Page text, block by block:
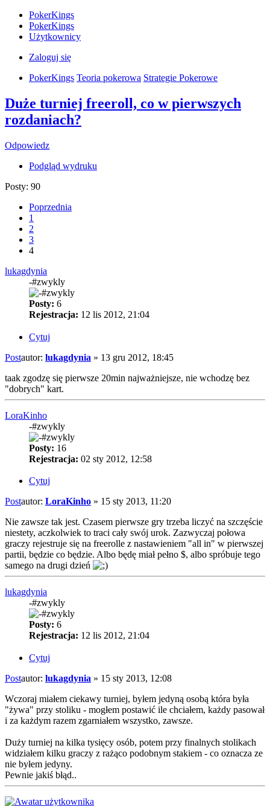
PokerKings
PokerKings
Użytkownicy
Zaloguj się
PokerKings Teoria pokerowa Strategie Pokerowe
Duże turniej freeroll, co w pierwszych
rozdaniach?
Odpowiedz
Podgląd wydruku
Posty: 90
Poprzednia
1
2
3
4
lukagdynia
-#zwykly
Posty: 6
Rejestracja: 12 lis 2012, 21:04
Cytuj
Postautor: lukagdynia » 13 gru 2012, 18:45
taak zgodzę się pierwsze 20min najważniejsze, nie wchodzę bez
"dobrych" kart.
LoraKinho
-#zwykly
Posty: 16
Rejestracja: 02 sty 2012, 12:58
Cytuj
Postautor: LoraKinho » 15 sty 2013, 11:20
Nie zawsze tak jest. Czasem pierwsze gry trzeba liczyć na szczęście
niestety, aczkolwiek to traci cały swój urok. Zazwyczaj połowa
graczy rejestruje się na freerolle z nastawieniem "all in" w pierwszej
partii, będzie co będzie. Albo będę miał pełno $, albo spróbuje tego
samego na drugi dzień
lukagdynia
-#zwykly
Posty: 6
Rejestracja: 12 lis 2012, 21:04
Cytuj
Postautor: lukagdynia » 15 sty 2013, 12:08
Wczoraj miałem ciekawy turniej, byłem jedyną osobą która była
"żywa" przy stoliku - mogłem postawić ile chciałem, każdy pasował
i za każdym razem zgarniałem wszystko, zawsze.
Duży turniej na kilka tysięcy osób, potem przy finalnych stolikach
widziałem kilku graczy z rażąco podobnym stakiem - co oznacza ze
nie byłem jedyny.
Pewnie jakiś błąd..